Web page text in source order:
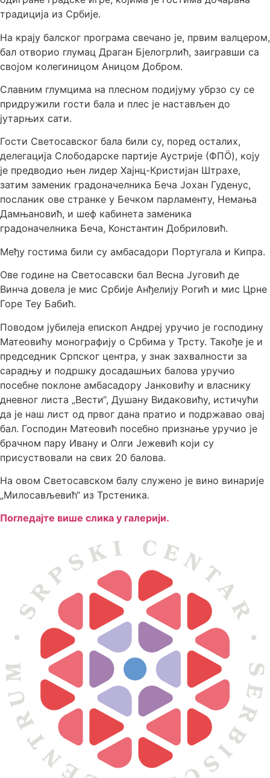
традиција из Србије.
На крају балског програма свечано је, првим валцером,
бал отворио глумац Драган Бјелогрлић, заигравши са
својом колегиницом Аницом Добром.
Славним глумцима на плесном подијуму убрзо су се
придружили гости бала и плес је настављен до
јутарњих сати.
Гости Светосавског бала били су, поред осталих,
делегација Слободарске партије Аустрије (ФПÖ), коју
је предводио њен лидер Хајнц-Кристијан Штрахе,
затим заменик градоначелника Беча Јохан Гуденус,
посланик ове странке у Бечком парламенту, Немања
Дамњановић, и шеф кабинета заменика
градоначелника Беча, Константин Добриловић.
Међу гостима били су амбасадори Португала и Кипра.
Ове године на Светосавски бал Весна Југовић де
Винча довела је мис Србије Анђелију Рогић и мис Црне
Горе Теу Бабић.
Поводом јубилеја епископ Андреј уручио је господину
Матеовићу монографију о Србима у Трсту. Такође је и
председник Српског центра, у знак захвалности за
сарадњу и подршку досадашњих балова уручио
посебне поклоне амбасадору Јанковићу и власнику
дневног листа „Вести“, Душану Видаковићу, истичући
да је наш лист од првог дана пратио и подржавао овај
бал. Господин Матеовић посебно признање уручио је
брачном пару Ивану и Олги Јежевић који су
присуствовали на свих 20 балова.
На овом Светосавском балу служено је вино винарије
„Милосављевић“ из Трстеника.
Погледајте више слика у галерији.